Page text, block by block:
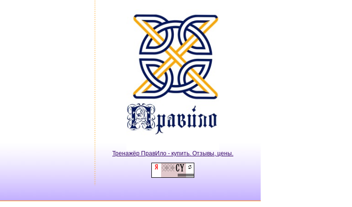
Тренажёр ПравИло - купить. Отзывы, цены.